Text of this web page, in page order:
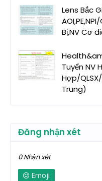
Lens Bắc
Bị,NV Cơ
Tuyển NV
Hợp/
Trung)
Đăng nhận xét
0 Nhận xét
Emoji